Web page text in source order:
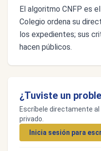
El algoritmo CNFP es
Colegio ordena su
los expedientes; sus
hacen públicos.
¿Tuviste un
Escríbele directamente
privado.
Inicia sesión para